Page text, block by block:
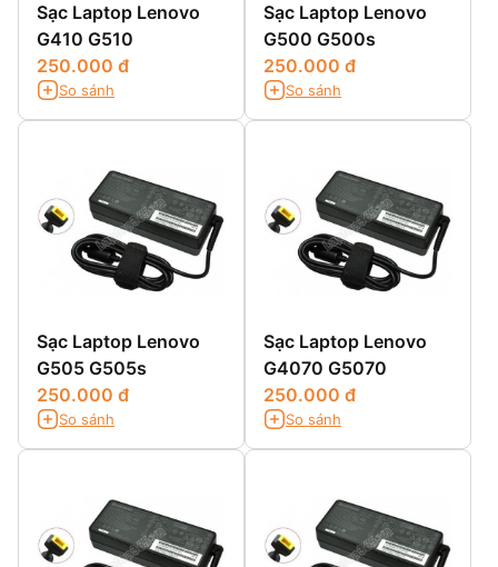
Sạc Laptop Lenovo
G410 G510
250.000 đ
So sánh
Sạc Laptop Lenovo
G500 G500s
250.000 đ
So sánh
Sạc Laptop Lenovo
G505 G505s
250.000 đ
So sánh
Sạc Laptop Lenovo
G4070 G5070
250.000 đ
So sánh